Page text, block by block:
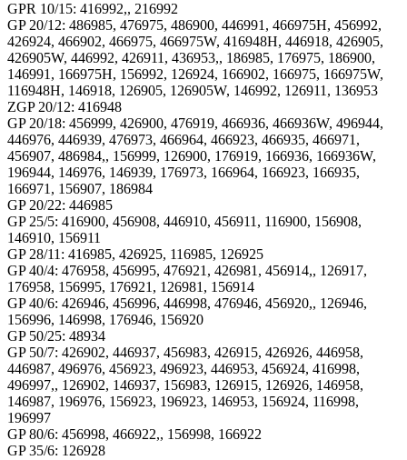
GPR 10/15: 416992,, 216992
GP 20/12: 486985, 476975, 486900, 446991, 466975H, 456992,
426924, 466902, 466975, 466975W, 416948H, 446918, 426905,
426905W, 446992, 426911, 436953,, 186985, 176975, 186900,
146991, 166975H, 156992, 126924, 166902, 166975, 166975W,
116948H, 146918, 126905, 126905W, 146992, 126911, 136953
ZGP 20/12: 416948
GP 20/18: 456999, 426900, 476919, 466936, 466936W, 496944,
446976, 446939, 476973, 466964, 466923, 466935, 466971,
456907, 486984,, 156999, 126900, 176919, 166936, 166936W,
196944, 146976, 146939, 176973, 166964, 166923, 166935,
166971, 156907, 186984
GP 20/22: 446985
GP 25/5: 416900, 456908, 446910, 456911, 116900, 156908,
146910, 156911
GP 28/11: 416985, 426925, 116985, 126925
GP 40/4: 476958, 456995, 476921, 426981, 456914,, 126917,
176958, 156995, 176921, 126981, 156914
GP 40/6: 426946, 456996, 446998, 476946, 456920,, 126946,
156996, 146998, 176946, 156920
GP 50/25: 48934
GP 50/7: 426902, 446937, 456983, 426915, 426926, 446958,
446987, 496976, 456923, 496923, 446953, 456924, 416998,
496997,, 126902, 146937, 156983, 126915, 126926, 146958,
146987, 196976, 156923, 196923, 146953, 156924, 116998,
196997
GP 80/6: 456998, 466922,, 156998, 166922
GP 35/6: 126928